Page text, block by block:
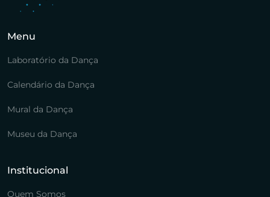
Menu
Laboratório da Dança
Calendário da Dança
Mural da Dança
Museu da Dança
Institucional
Quem Somos